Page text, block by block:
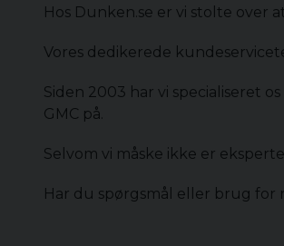
Hos Dunken.se er vi stolte over
Vores dedikerede
Siden 2003 har vi specialiseret
GMC på.
Selvom vi måske ikke er
Har du spørgsmål eller brug for